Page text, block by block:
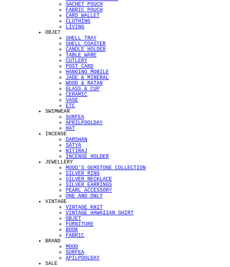
SACHET POUCH
FABRIC POUCH
CARD WALLET
CLOTHING
LIVING
OBJET
SHELL TRAY
SHELL COASTER
CANDLE HOLDER
TABLE WARE
CUTLERY
POST CARD
HANGING MOBILE
JADE & MINERAL
WOOD & RATAN
GLASS & CUP
CERAMIC
VASE
ETC
SWIMWEAR
SURFEA
APRILPOOLDAY
HAT
INCENSE
DARSHAN
SATYA
NITIRAJ
INCENSE HOLDER
JEWELLERY
MOOD'S GEMSTONE COLLECTION
SILVER RING
SILVER NECKLACE
SILVER EARRINGS
PEARL ACCESSORY
ONE AND ONLY
VINTAGE
VINTAGE KNIT
VINTAGE HAWAIIAN SHIRT
OBJET
FURNITURE
BOOK
FABRIC
BRAND
MOOD
SURFEA
APILPOOLDAY
SALE